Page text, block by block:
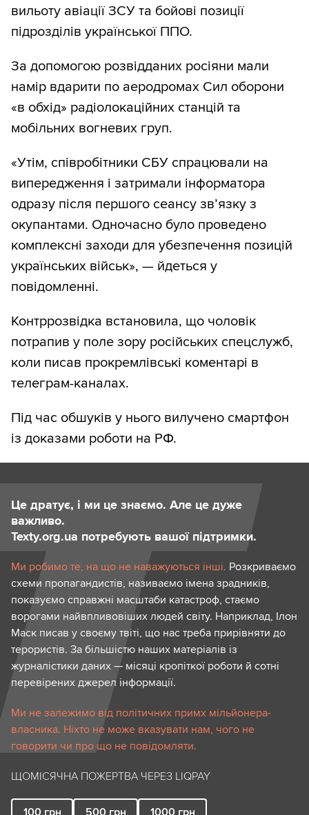
вильоту авіації ЗСУ та бойові позиції
підрозділів української ППО.
За допомогою розвідданих росіяни мали
намір вдарити по аеродромах Сил оборони
«в обхід» радіолокаційних станцій та
мобільних вогневих груп.
«Утім, співробітники СБУ спрацювали на
випередження і затримали інформатора
одразу після першого сеансу зв’язку з
окупантами. Одночасно було проведено
комплексні заходи для убезпечення позицій
українських військ», — йдеться у
повідомленні.
Контррозвідка встановила, що чоловік
потрапив у поле зору російських спецслужб,
коли писав прокремлівські коментарі в
телеграм-каналах.
Під час обшуків у нього вилучено смартфон
із доказами роботи на РФ.
Це дратує, і ми це знаємо. Але це дуже
важливо.
Texty.org.ua потребують вашої підтримки.
Ми робимо те, на що не наважуються інші. Розкриваємо
схеми пропагандистів, називаємо імена зрадників,
показуємо справжні масштаби катастроф, стаємо
ворогами найвпливовіших людей світу. Наприклад, Ілон
Маск писав у своєму твіті, що нас треба прирівняти до
терористів. За більшістю наших матеріалів із
журналістики даних — місяці кропіткої роботи й сотні
перевірених джерел інформації.
Ми не залежимо від політичних примх мільйонера-
власника. Ніхто не може вказувати нам, чого не
говорити чи про що не повідомляти.
ЩОМІСЯЧНА ПОЖЕРТВА ЧЕРЕЗ LIQPAY
100 грн 500 грн 1000 грн